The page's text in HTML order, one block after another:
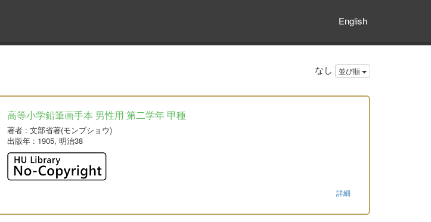
English
なし 並び順
高等小学鉛筆画手本 男性用 第二学年 甲種
著者: 文部省著(モンブショウ)
出版年: 1905, 明治38
詳細